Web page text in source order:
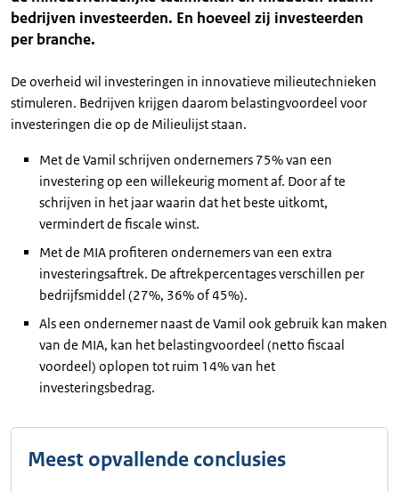
bedrijven investeerden. En hoeveel zij investeerden
per branche.
De overheid wil investeringen in innovatieve milieutechnieken
stimuleren. Bedrijven krijgen daarom belastingvoordeel voor
investeringen die op de Milieulijst staan.
Met de Vamil schrijven ondernemers 75% van een
investering op een willekeurig moment af. Door af te
schrijven in het jaar waarin dat het beste uitkomt,
vermindert de fiscale winst.
Met de MIA profiteren ondernemers van een extra
investeringsaftrek. De aftrekpercentages verschillen per
bedrijfsmiddel (27%, 36% of 45%).
Als een ondernemer naast de Vamil ook gebruik kan maken
van de MIA, kan het belastingvoordeel (netto fiscaal
voordeel) oplopen tot ruim 14% van het
investeringsbedrag.
Meest opvallende conclusies